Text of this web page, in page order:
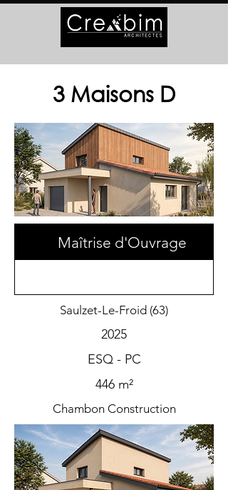
3 Maisons D
Maîtrise d'Ouvrage
Saulzet-Le-Froid (63)
2025
ESQ - PC
446 m²
Chambon Construction